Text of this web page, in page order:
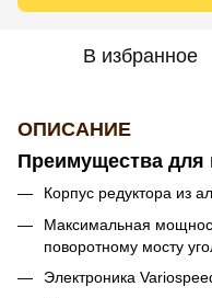
В избранное
ОПИСАНИЕ
Преимущества для
Корпус редуктора из
Максимальная
поворотному мосту
Электроника